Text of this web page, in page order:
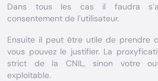
Dans tous les cas il faudra
consentement de l’utilisateur.
Ensuite il peut être utile de prendre
vous pouvez le justifier. La
strict de la CNIL, sinon votre
exploitable.